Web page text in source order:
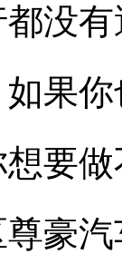
没
果
要
豪